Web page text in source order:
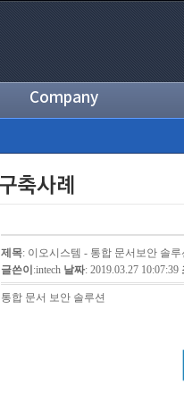
Company
제목: 이오시스템 - 통합 문서보안 솔루
글쓴이 :intech 날짜: 2019.03.27 10:07:39
통합 문서 보안 솔루션